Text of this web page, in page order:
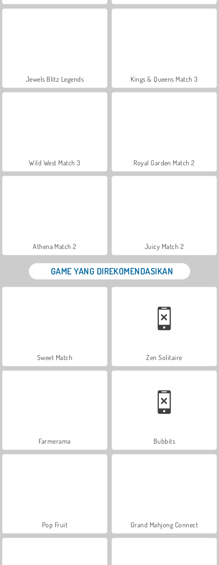
Jewels Blitz Legends Kings & Queens Match 3
Wild West Match 3 Royal Garden Match 2
Athena Match 2 Juicy Match 2
GAME YANG DIREKOMENDASIKAN
Sweet Match Zen Solitaire
Farmerama Bubbits
Pop Fruit Grand Mahjong Connect